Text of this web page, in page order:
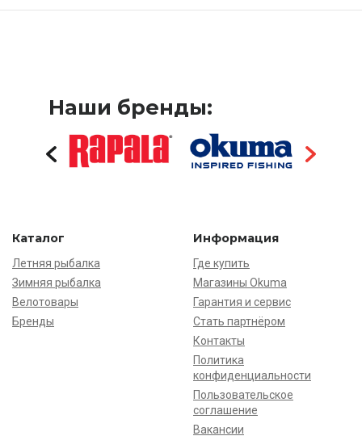
Наши бренды:
Каталог
Летняя рыбалка
Зимняя рыбалка
Велотовары
Бренды
Информация
Где купить
Магазины Okuma
Гарантия и сервис
Стать партнёром
Контакты
Политика
конфиденциальности
Пользовательское
соглашение
Вакансии